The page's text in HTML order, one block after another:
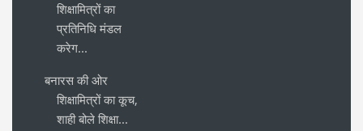
शिक्षामित्रों का
प्रतिनिधि मंडल
करेग...
बनारस की ओर
शिक्षामित्रों का कूच,
शाही बोले शिक्षा...